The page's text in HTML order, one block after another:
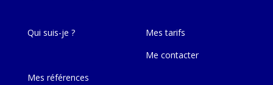
Qui suis-je ?
Mes références
Mes tarifs
Me contacter